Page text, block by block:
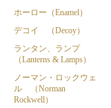
ホーロー（Enamel）
デコイ （Decoy）
ランタン、ランプ
（Lanterns & Lamps）
ノーマン・ロックウェ
ル （Norman
Rockwell）